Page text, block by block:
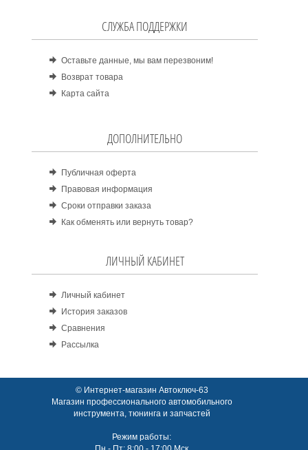
СЛУЖБА ПОДДЕРЖКИ
Оставьте данные, мы вам перезвоним!
Возврат товара
Карта сайта
ДОПОЛНИТЕЛЬНО
Публичная оферта
Правовая информация
Сроки отправки заказа
Как обменять или вернуть товар?
ЛИЧНЫЙ КАБИНЕТ
Личный кабинет
История заказов
Сравнения
Рассылка
© Интернет-магазин Автоключ-63
Магазин профессионального автомобильного
инструмента, тюнинга и запчастей
Режим работы: